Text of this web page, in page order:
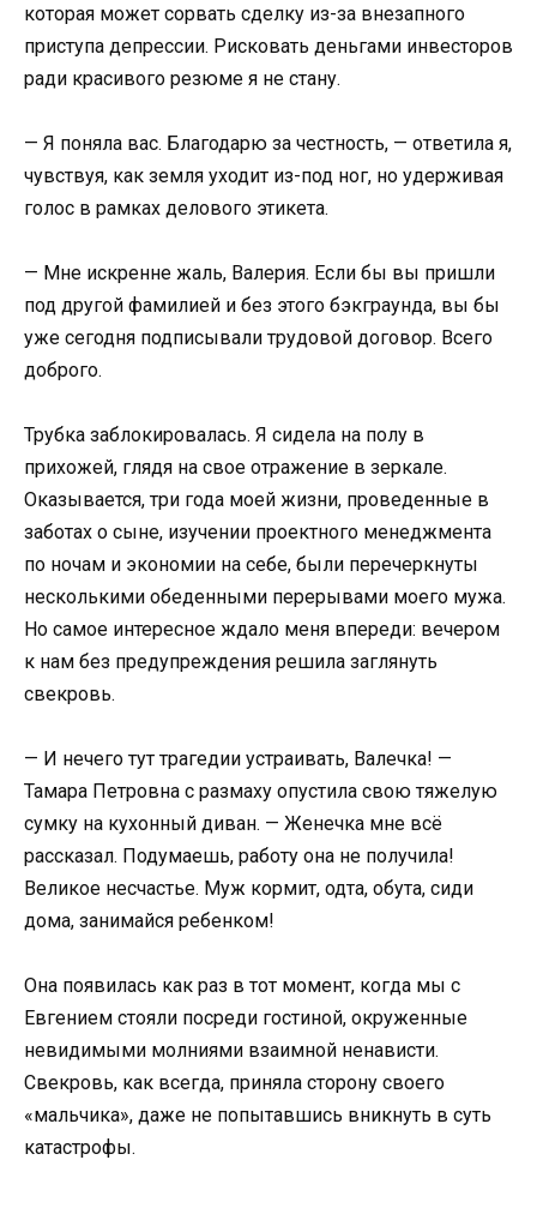
которая может сорвать сделку из-за внезапного
приступа депрессии. Рисковать деньгами инвесторов
ради красивого резюме я не стану.
— Я поняла вас. Благодарю за честность, — ответила я,
чувствуя, как земля уходит из-под ног, но удерживая
голос в рамках делового этикета.
— Мне искренне жаль, Валерия. Если бы вы пришли
под другой фамилией и без этого бэкграунда, вы бы
уже сегодня подписывали трудовой договор. Всего
доброго.
Трубка заблокировалась. Я сидела на полу в
прихожей, глядя на свое отражение в зеркале.
Оказывается, три года моей жизни, проведенные в
заботах о сыне, изучении проектного менеджмента
по ночам и экономии на себе, были перечеркнуты
несколькими обеденными перерывами моего мужа.
Но самое интересное ждало меня впереди: вечером
к нам без предупреждения решила заглянуть
свекровь.
— И нечего тут трагедии устраивать, Валечка! —
Тамара Петровна с размаху опустила свою тяжелую
сумку на кухонный диван. — Женечка мне всё
рассказал. Подумаешь, работу она не получила!
Великое несчастье. Муж кормит, одта, обута, сиди
дома, занимайся ребенком!
Она появилась как раз в тот момент, когда мы с
Евгением стояли посреди гостиной, окруженные
невидимыми молниями взаимной ненависти.
Свекровь, как всегда, приняла сторону своего
«мальчика», даже не попытавшись вникнуть в суть
катастрофы.